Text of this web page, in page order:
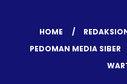
HOME
PEDOMAN MEDIA SIBER